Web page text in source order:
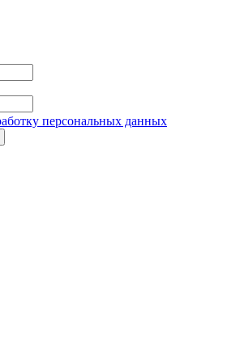
персональных данных